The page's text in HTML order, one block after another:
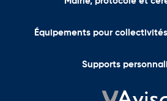
Équipements pour
Supports